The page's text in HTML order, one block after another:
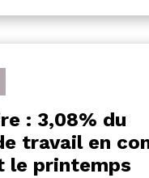
: 3,08% du
travail en
le printemps